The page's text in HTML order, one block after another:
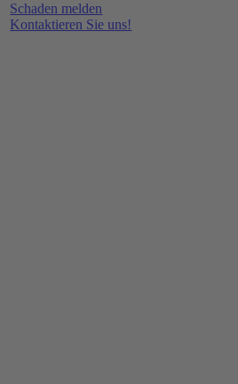
Schaden melden
Kontaktieren Sie uns!